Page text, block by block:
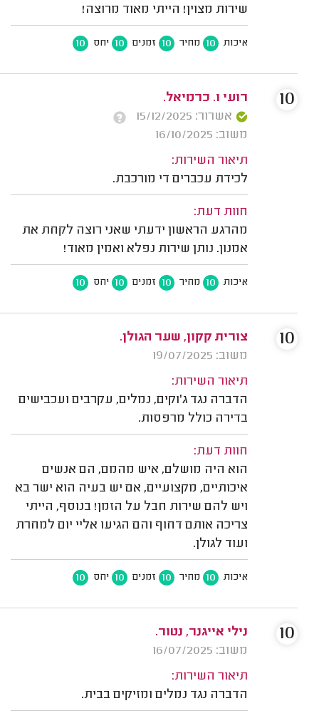
שירות מצוין! הייתי מאוד מרוצה!
איכות 10 מחיר 10 זמנים 10 יחס 10
רועי ו. כרמיאל.
אשרור: 15/12/2025
משוב: 16/10/2025
תיאור השירות:
לכידת עכברים די מורכבת.
חוות דעת:
מהרגע הראשון ידעתי שאני רוצה לקחת את
אמנון. נותן שירות נפלא ואמין מאוד!
איכות 10 מחיר 10 זמנים 10 יחס 10
10
צורית קקון, שער הגולן.
משוב: 19/07/2025
תיאור השירות:
הדברה נגד ג'וקים, נמלים, עקרבים ועכבישים
בדירה כולל מרפסות.
חוות דעת:
הוא היה מושלם, איש מהמם, הם אנשים
איכותיים, מקצועיים, אם יש בעיה הוא ישר בא
ויש להם שירות חבל על הזמן! בנוסף, הייתי
צריכה אותם דחוף והם הגיעו אליי יום למחרת
ועוד לגולן.
איכות 10 מחיר 10 זמנים 10 יחס 10
10
נילי אייגנר, נטור.
משוב: 16/07/2025
תיאור השירות:
הדברה נגד נמלים ומזיקים בבית.
10